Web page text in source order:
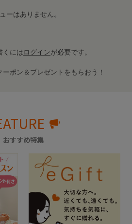
ーはありません。
くにはログインが必要です。
ポン＆プレゼントをもらおう！
おすすめ特集